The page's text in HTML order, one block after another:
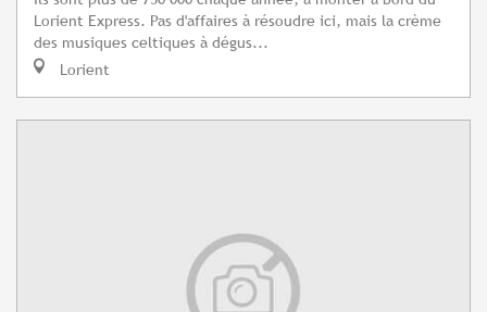
Lorient Express. Pas d'affaires à résoudre ici, mais la crème
des musiques celtiques à dégus...
Lorient